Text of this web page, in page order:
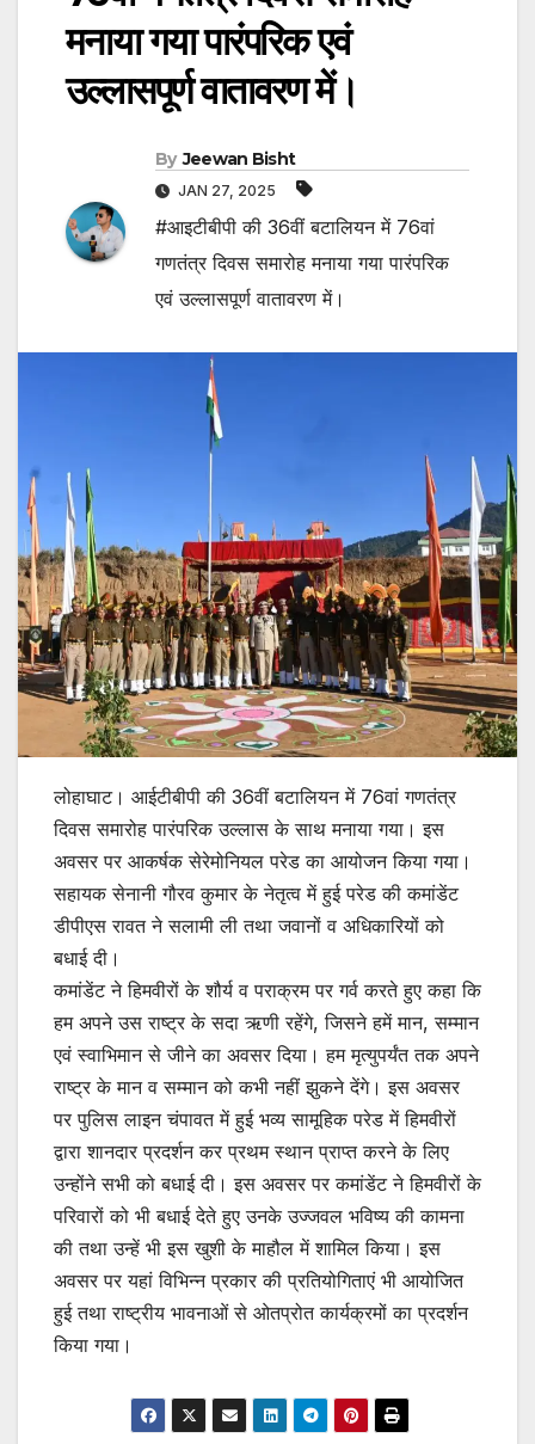
मनाया गया पारंपरिक एवं
उल्लासपूर्ण वातावरण में।
By Jeewan Bisht
JAN 27, 2025
#आइटीबीपी की 36वीं बटालियन में 76वां
गणतंत्र दिवस समारोह मनाया गया पारंपरिक
एवं उल्लासपूर्ण वातावरण में।
लोहाघाट। आईटीबीपी की 36वीं बटालियन में 76वां गणतंत्र
दिवस समारोह पारंपरिक उल्लास के साथ मनाया गया। इस
अवसर पर आकर्षक सेरेमोनियल परेड का आयोजन किया गया।
सहायक सेनानी गौरव कुमार के नेतृत्व में हुई परेड की कमांडेंट
डीपीएस रावत ने सलामी ली तथा जवानों व अधिकारियों को
बधाई दी।
कमांडेंट ने हिमवीरों के शौर्य व पराक्रम पर गर्व करते हुए कहा कि
हम अपने उस राष्ट्र के सदा ऋणी रहेंगे, जिसने हमें मान, सम्मान
एवं स्वाभिमान से जीने का अवसर दिया। हम मृत्युपर्यंत तक अपने
राष्ट्र के मान व सम्मान को कभी नहीं झुकने देंगे। इस अवसर
पर पुलिस लाइन चंपावत में हुई भव्य सामूहिक परेड में हिमवीरों
द्वारा शानदार प्रदर्शन कर प्रथम स्थान प्राप्त करने के लिए
उन्होंने सभी को बधाई दी। इस अवसर पर कमांडेंट ने हिमवीरों के
परिवारों को भी बधाई देते हुए उनके उज्जवल भविष्य की कामना
की तथा उन्हें भी इस खुशी के माहौल में शामिल किया। इस
अवसर पर यहां विभिन्न प्रकार की प्रतियोगिताएं भी आयोजित
हुई तथा राष्ट्रीय भावनाओं से ओतप्रोत कार्यक्रमों का प्रदर्शन
किया गया।